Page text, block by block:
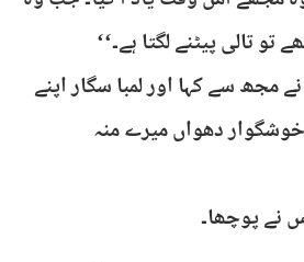
تالی پیٹنے لگتا ہے۔‘‘
مجھ سے کہا اور لمبا سگار اپنے
دھواں میرے منہ
نے پوچھا۔